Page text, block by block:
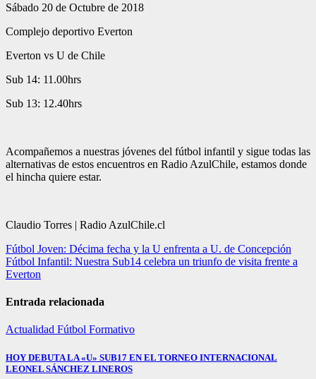
Sábado 20 de Octubre de 2018
Complejo deportivo Everton
Everton vs U de Chile
Sub 14: 11.00hrs
Sub 13: 12.40hrs
Acompañemos a nuestras jóvenes del fútbol infantil y sigue todas las
alternativas de estos encuentros en Radio AzulChile, estamos donde
el hincha quiere estar.
Claudio Torres | Radio AzulChile.cl
Navegación
de
Fútbol Joven: Décima fecha y la U enfrenta a U. de Concepción
Fútbol Infantil: Nuestra Sub14 celebra un triunfo de visita frente a
Everton
Entrada relacionada
Actualidad Fútbol Formativo
HOY DEBUTA LA «U» SUB17 EN EL TORNEO INTERNACIONAL
LEONEL SÁNCHEZ LINEROS